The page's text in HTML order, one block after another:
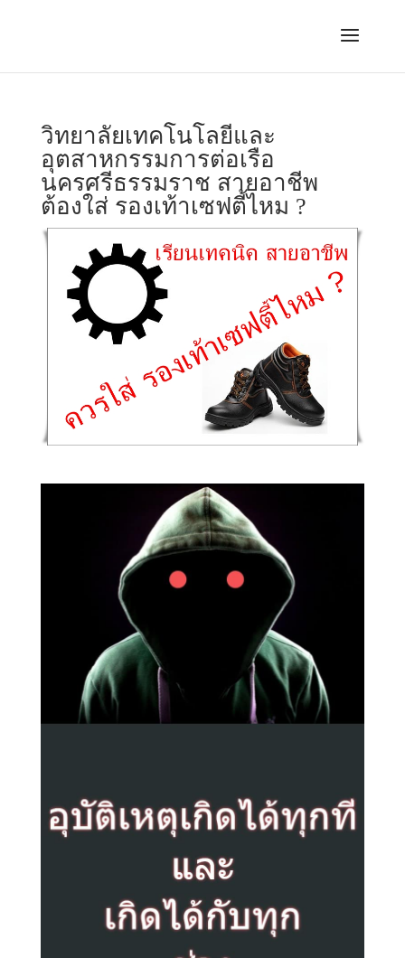
วิทยาลัยเทคโนโลยีและ
อุตสาหกรรมการต่อเรือ
นครศรีธรรมราช สายอาชีพ
ต้องใส่ รองเท้าเซฟตี้ไหม ?